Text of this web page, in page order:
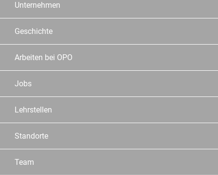
Unternehmen
Geschichte
Arbeiten bei OPO
Jobs
Lehrstellen
Standorte
Team